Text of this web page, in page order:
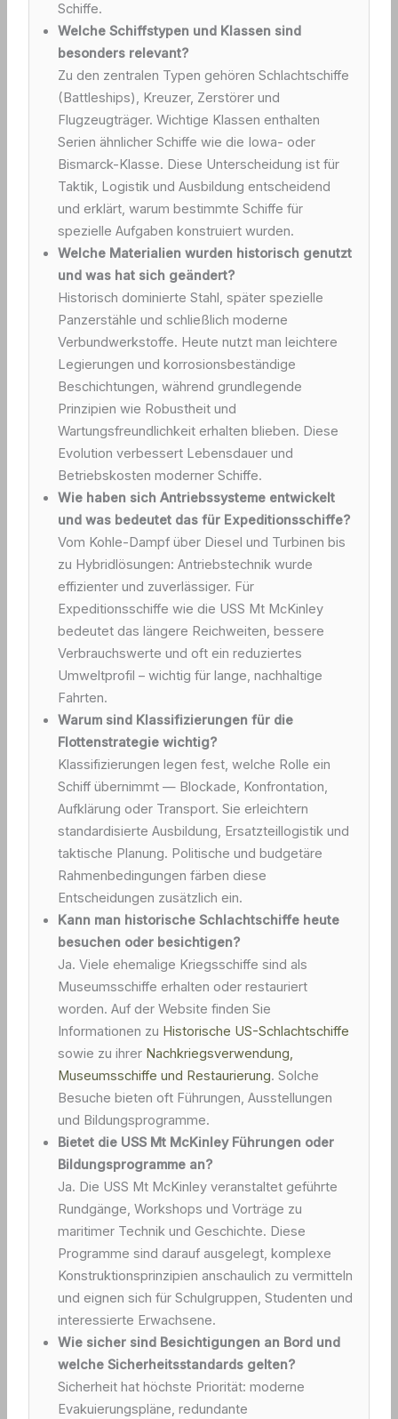
Schiffe.
Welche Schiffstypen und Klassen sind
besonders relevant?
Zu den zentralen Typen gehören Schlachtschiffe
(Battleships), Kreuzer, Zerstörer und
Flugzeugträger. Wichtige Klassen enthalten
Serien ähnlicher Schiffe wie die Iowa- oder
Bismarck-Klasse. Diese Unterscheidung ist für
Taktik, Logistik und Ausbildung entscheidend
und erklärt, warum bestimmte Schiffe für
spezielle Aufgaben konstruiert wurden.
Welche Materialien wurden historisch genutzt
und was hat sich geändert?
Historisch dominierte Stahl, später spezielle
Panzerstähle und schließlich moderne
Verbundwerkstoffe. Heute nutzt man leichtere
Legierungen und korrosionsbeständige
Beschichtungen, während grundlegende
Prinzipien wie Robustheit und
Wartungsfreundlichkeit erhalten blieben. Diese
Evolution verbessert Lebensdauer und
Betriebskosten moderner Schiffe.
Wie haben sich Antriebssysteme entwickelt
und was bedeutet das für Expeditionsschiffe?
Vom Kohle-Dampf über Diesel und Turbinen bis
zu Hybridlösungen: Antriebstechnik wurde
effizienter und zuverlässiger. Für
Expeditionsschiffe wie die USS Mt McKinley
bedeutet das längere Reichweiten, bessere
Verbrauchswerte und oft ein reduziertes
Umweltprofil – wichtig für lange, nachhaltige
Fahrten.
Warum sind Klassifizierungen für die
Flottenstrategie wichtig?
Klassifizierungen legen fest, welche Rolle ein
Schiff übernimmt — Blockade, Konfrontation,
Aufklärung oder Transport. Sie erleichtern
standardisierte Ausbildung, Ersatzteillogistik und
taktische Planung. Politische und budgetäre
Rahmenbedingungen färben diese
Entscheidungen zusätzlich ein.
Kann man historische Schlachtschiffe heute
besuchen oder besichtigen?
Ja. Viele ehemalige Kriegsschiffe sind als
Museumsschiffe erhalten oder restauriert
worden. Auf der Website finden Sie
Informationen zu Historische US-Schlachtschiffe
sowie zu ihrer Nachkriegsverwendung,
Museumsschiffe und Restaurierung. Solche
Besuche bieten oft Führungen, Ausstellungen
und Bildungsprogramme.
Bietet die USS Mt McKinley Führungen oder
Bildungsprogramme an?
Ja. Die USS Mt McKinley veranstaltet geführte
Rundgänge, Workshops und Vorträge zu
maritimer Technik und Geschichte. Diese
Programme sind darauf ausgelegt, komplexe
Konstruktionsprinzipien anschaulich zu vermitteln
und eignen sich für Schulgruppen, Studenten und
interessierte Erwachsene.
Wie sicher sind Besichtigungen an Bord und
welche Sicherheitsstandards gelten?
Sicherheit hat höchste Priorität: moderne
Evakuierungspläne, redundante